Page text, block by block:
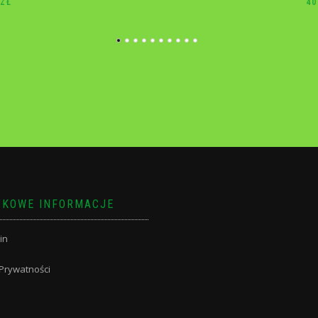
INFORMACJE